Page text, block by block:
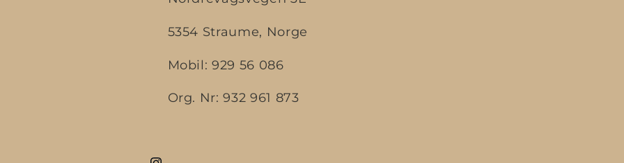
5354 Straume, Norge
Mobil: 929 56 086
Org. Nr: 932 961 873